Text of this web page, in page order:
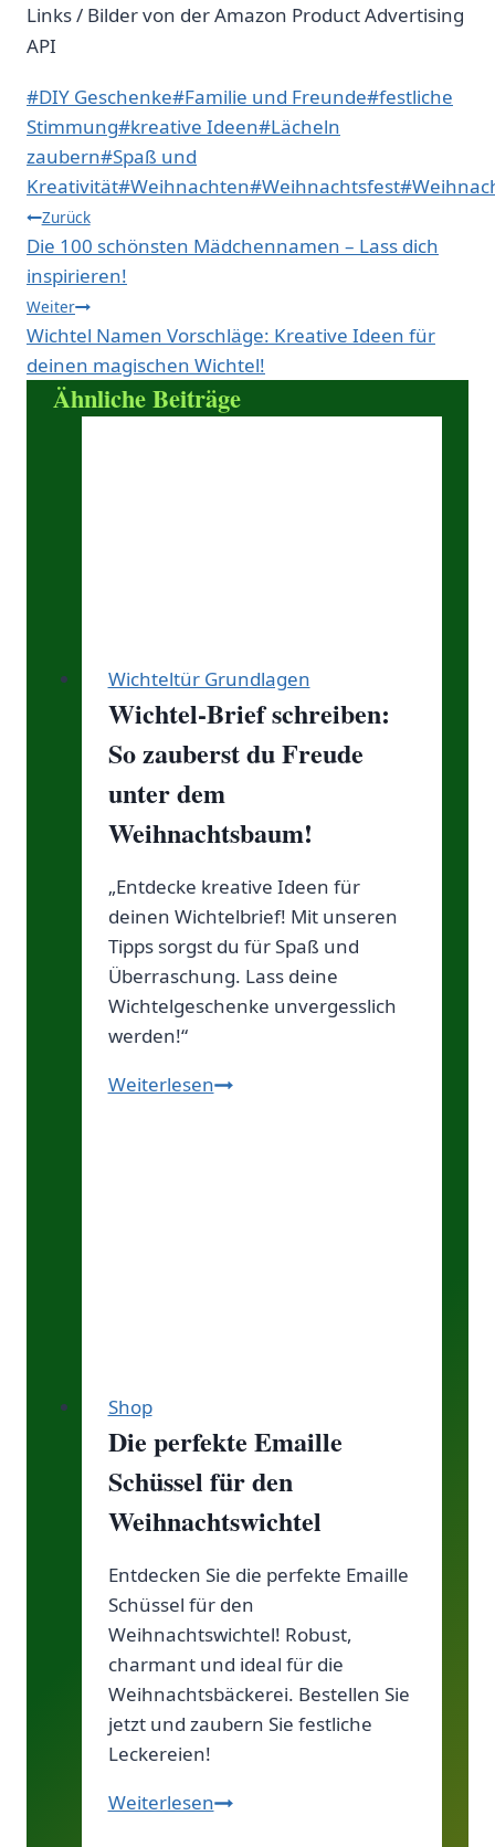
Links / Bilder von der Amazon Product Advertising
API
Schlagworte:
#DIY Geschenke#Familie und Freunde#festliche
Stimmung#kreative Ideen#Lächeln
zaubern#Spaß und
Kreativität#Weihnachten#Weihnachtsfest#
Beitragsnavigation
Zurück
Die 100 schönsten Mädchennamen – Lass dich
inspirieren!
Weiter
Wichtel Namen Vorschläge: Kreative Ideen für
deinen magischen Wichtel!
Ähnliche Beiträge
Wichteltür Grundlagen
Wichtel-Brief schreiben:
So zauberst du Freude
unter dem
Weihnachtsbaum!
„Entdecke kreative Ideen für
deinen Wichtelbrief! Mit unseren
Tipps sorgst du für Spaß und
Überraschung. Lass deine
Wichtelgeschenke unvergesslich
werden!“
WeiterlesenWichtel-
Shop
Die perfekte Emaille
Schüssel für den
Weihnachtswichtel
Entdecken Sie die perfekte Emaille
Schüssel für den
Weihnachtswichtel! Robust,
charmant und ideal für die
Weihnachtsbäckerei. Bestellen Sie
jetzt und zaubern Sie festliche
Leckereien!
WeiterlesenDie